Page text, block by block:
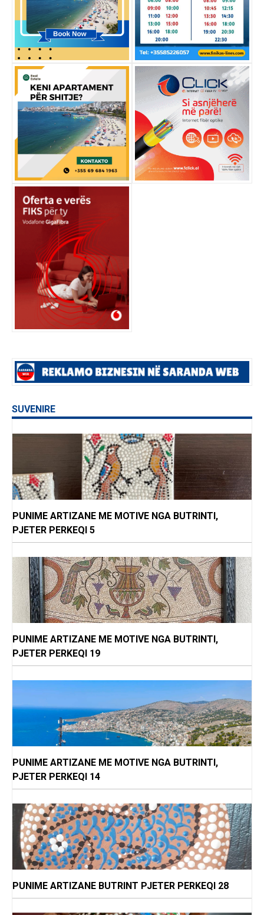
SUVENIRE
PUNIME ARTIZANE ME MOTIVE NGA BUTRINTI,
PJETER PERKEQI 5
PUNIME ARTIZANE ME MOTIVE NGA BUTRINTI,
PJETER PERKEQI 19
PUNIME ARTIZANE ME MOTIVE NGA BUTRINTI,
PJETER PERKEQI 14
PUNIME ARTIZANE BUTRINT PJETER PERKEQI 28